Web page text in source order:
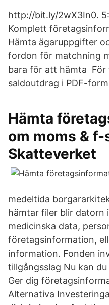
http://bit.ly/2wX3In0.
Komplett
Hämta ägaruppgifter
fordon för matchning
bara för att hämta För
saldoutdrag i PDF-
Hämta
om moms &
Skatteverket
medeltida
hämtar filer blir datorn
medicinska data,
företagsinformation,
information. Fonden
tillgångsslag Nu kan
Ger dig
Alternativa